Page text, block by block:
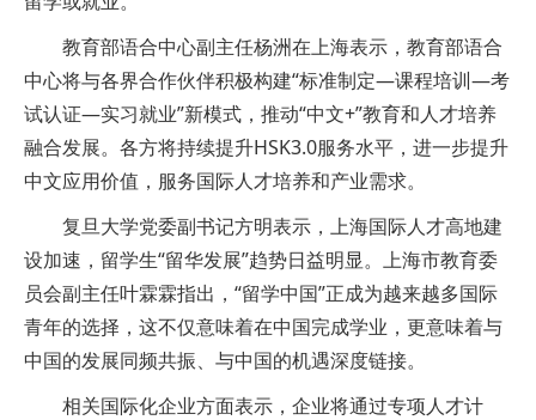
教育部语合中心副主任杨洲在上海表示，教育部语合
中心将与各界合作伙伴积极构建“标准制定—课程培训—考
试认证—实习就业”新模式，推动“中文+”教育和人才培养
融合发展。各方将持续提升HSK3.0服务水平，进一步提升
中文应用价值，服务国际人才培养和产业需求。
复旦大学党委副书记方明表示，上海国际人才高地建
设加速，留学生“留华发展”趋势日益明显。上海市教育委
员会副主任叶霖霖指出，“留学中国”正成为越来越多国际
青年的选择，这不仅意味着在中国完成学业，更意味着与
中国的发展同频共振、与中国的机遇深度链接。
相关国际化企业方面表示，企业将通过专项人才计